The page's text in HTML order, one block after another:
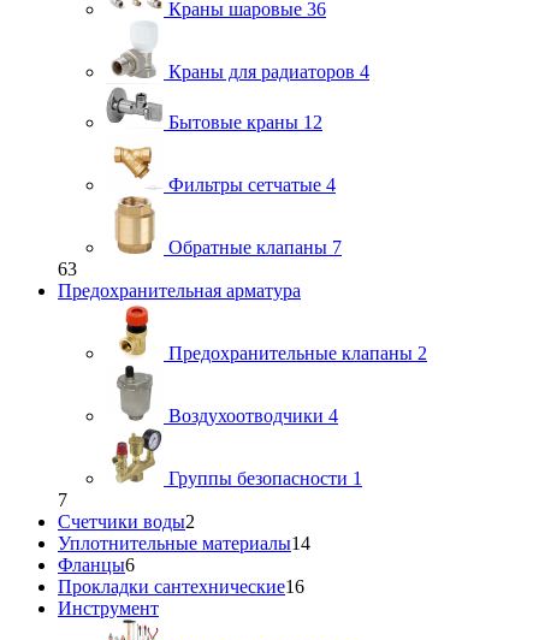
Краны шаровые 36
Краны для радиаторов 4
Бытовые краны 12
Фильтры сетчатые 4
Обратные клапаны 7
63
Предохранительная арматура
Предохранительные клапаны 2
Воздухоотводчики 4
Группы безопасности 1
7
Счетчики воды2
Уплотнительные материалы14
Фланцы6
Прокладки сантехнические16
Инструмент